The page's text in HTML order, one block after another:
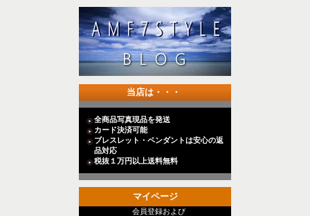
当店は・・・
全商品写真現品を発送
カード決済可能
ブレスレット・ペンダントは安心の返
品対応
税抜１万円以上送料無料
マイページ
会員登録および